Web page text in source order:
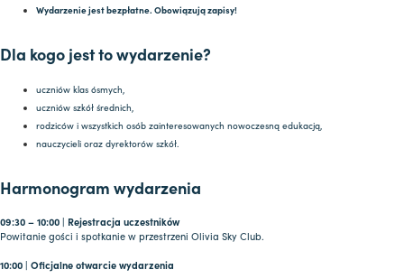
Wydarzenie jest bezpłatne. Obowiązują zapisy!
Dla kogo jest to wydarzenie?
uczniów klas ósmych,
uczniów szkół średnich,
rodziców i wszystkich osób zainteresowanych nowoczesną edukacją,
nauczycieli oraz dyrektorów szkół.
Harmonogram wydarzenia
09:30 – 10:00 | Rejestracja uczestników
Powitanie gości i spotkanie w przestrzeni Olivia Sky Club.
10:00 | Oficjalne otwarcie wydarzenia